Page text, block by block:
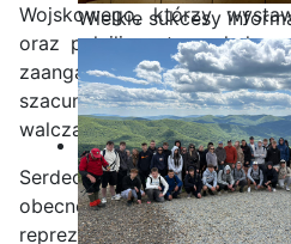
Wielkie sukcesy
ze Staszica w
CISCO!
Wojskowego, którzy
oraz pełnili posterunek
zaangażowanie, postawa i
szacunku dla tradycji
walczących o wolność
Serdecznie dziękujemy
obecność,
reprezentowanie szkoły.